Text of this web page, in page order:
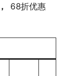
，
68折优惠